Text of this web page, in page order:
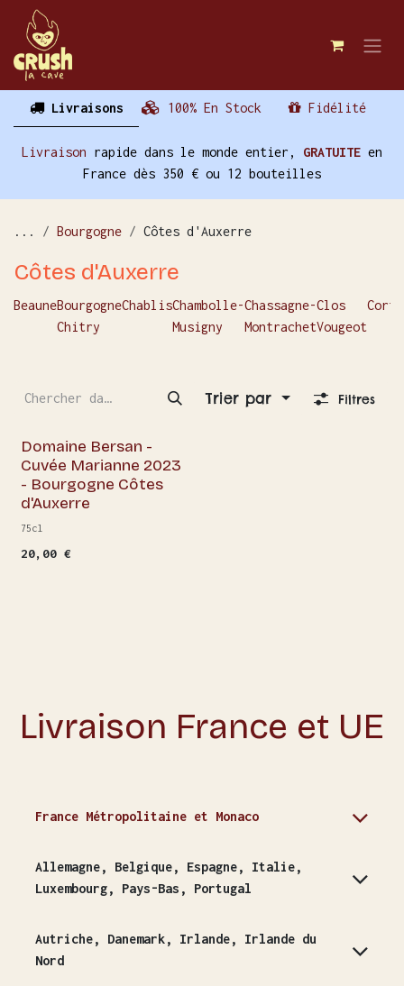
Se rendre au contenu
Livraisons 100% En Stock Fidélité
Livraison rapide dans le monde entier, GRATUITE en
France dès 350 € ou 12 bouteilles
... Bourgogne Côtes d'Auxerre
Côtes d'Auxerre
BeauneBourgogne
Chitry
ChablisChambolle-
Musigny
Chassagne-
Montrachet
Clos
Vougeot
Trier par Filtres
Domaine Bersan -
Cuvée Marianne 2023
- Bourgogne Côtes
d'Auxerre
75cl
20,00 €
Livraison France et UE
France Métropolitaine et Monaco
Allemagne, Belgique, Espagne, Italie,
Luxembourg, Pays-Bas, Portugal
Autriche, Danemark, Irlande, Irlande du
Nord